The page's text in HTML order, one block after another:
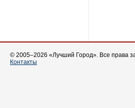
© 2005–2026 «Лучший Город». Все права
Контакты